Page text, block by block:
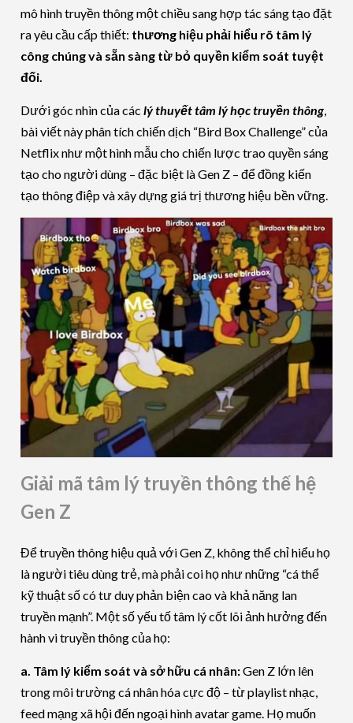
mô hình truyền thông một chiều sang hợp tác sáng tạo đặt
ra yêu cầu cấp thiết: thương hiệu phải hiểu rõ tâm lý
công chúng và sẵn sàng từ bỏ quyền kiểm soát tuyệt
đối.
Dưới góc nhìn của các lý thuyết tâm lý học truyền thông,
bài viết này phân tích chiến dịch “Bird Box Challenge” của
Netflix như một hình mẫu cho chiến lược trao quyền sáng
tạo cho người dùng – đặc biệt là Gen Z – để đồng kiến
tạo thông điệp và xây dựng giá trị thương hiệu bền vững.
Giải mã tâm lý truyền thông thế hệ
Gen Z
Để truyền thông hiệu quả với Gen Z, không thể chỉ hiểu họ
là người tiêu dùng trẻ, mà phải coi họ như những “cá thể
kỹ thuật số có tư duy phản biện cao và khả năng lan
truyền mạnh”. Một số yếu tố tâm lý cốt lõi ảnh hưởng đến
hành vi truyền thông của họ:
a. Tâm lý kiểm soát và sở hữu cá nhân:Gen Z lớn lên
trong môi trường cá nhân hóa cực độ – từ playlist nhạc,
feed mạng xã hội đến ngoại hình avatar game. Họ muốn